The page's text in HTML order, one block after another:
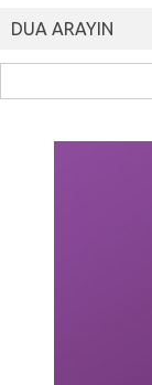
DUA ARAYIN